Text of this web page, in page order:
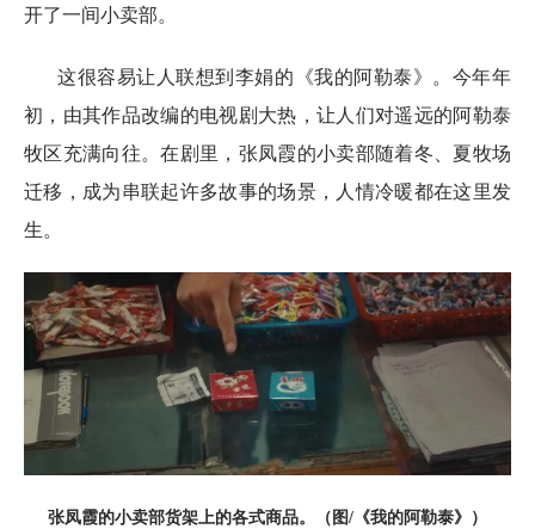
开了一间小卖部。
这很容易让人联想到李娟的《我的阿勒泰》。今年年
初，由其作品改编的电视剧大热，让人们对遥远的阿勒泰
牧区充满向往。在剧里，张凤霞的小卖部随着冬、夏牧场
迁移，成为串联起许多故事的场景，人情冷暖都在这里发
生。
张凤霞的小卖部货架上的各式商品。（图/《我的阿勒泰》）